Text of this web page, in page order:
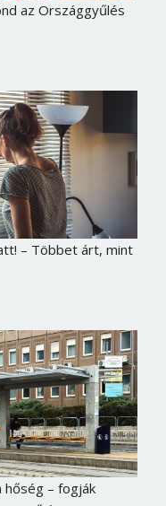
az Országgyűlés
– Többet árt, mint
hőség – fogják